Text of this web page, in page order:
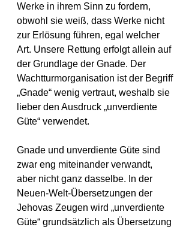
Werke in ihrem Sinn zu fordern,
obwohl sie weiß, dass Werke nicht
zur Erlösung führen, egal welcher
Art. Unsere Rettung erfolgt allein auf
der Grundlage der Gnade. Der
Wachtturmorganisation ist der Begriff
„Gnade“ wenig vertraut, weshalb sie
lieber den Ausdruck „unverdiente
Güte“ verwendet.
Gnade und unverdiente Güte sind
zwar eng miteinander verwandt,
aber nicht ganz dasselbe. In der
Neuen-Welt-Übersetzungen der
Jehovas Zeugen wird „unverdiente
Güte“ grundsätzlich als Übersetzung